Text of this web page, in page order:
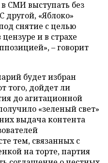
СМИ выступать без
«Яблоко»
снятие с целью
и в страхе
– говорит
будет избран
того, дойдет ли
до агитационной
«зеленый свет»
выдача контента
тем, связанных с
на торте, партия